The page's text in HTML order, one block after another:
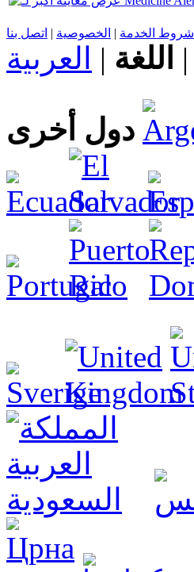
شروط الخدمة | الخصوصية | اتصل بنا
اللغة | العربية |
دول أخرى